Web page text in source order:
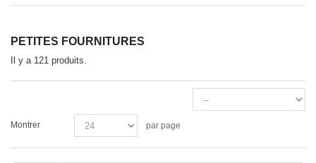
PETITES FOURNITURES
Il y a 121 produits.
Montrer par page